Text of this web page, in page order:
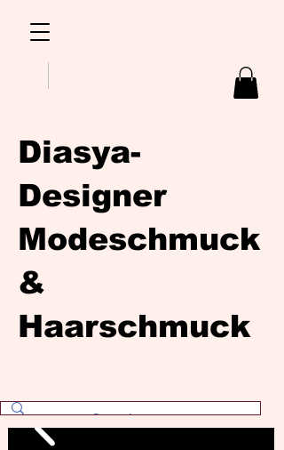
Diasya-
Designer
Modeschmuck
&
Haarschmuck